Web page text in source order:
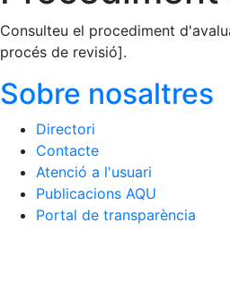
Consulteu el procediment
procés de revisió].
Sobre nosaltres
Directori
Contacte
Atenció a l'usuari
Publicacions AQU
Portal de transparència